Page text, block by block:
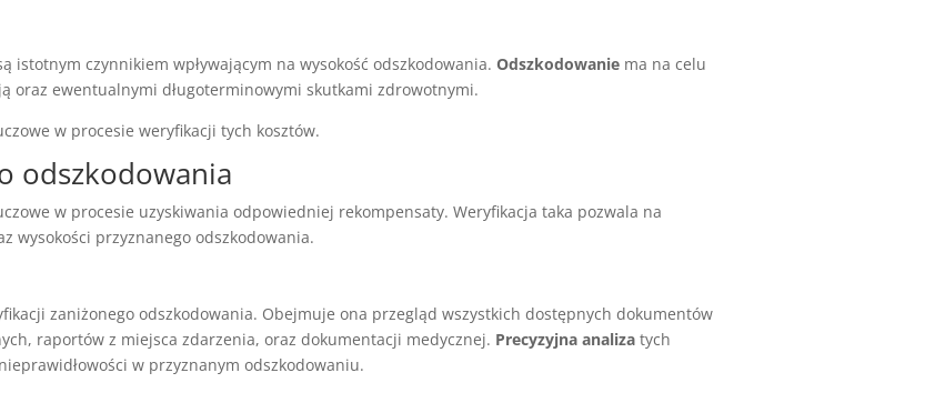
istotnym czynnikiem wpływającym na wysokość odszkodowania.Odszkodowanie ma na celu
oraz ewentualnymi długoterminowymi skutkami zdrowotnymi.
w procesie weryfikacji tych kosztów.
odszkodowania
w procesie uzyskiwania odpowiedniej rekompensaty. Weryfikacja taka pozwala na
wysokości przyznanego odszkodowania.
zaniżonego odszkodowania. Obejmuje ona przegląd wszystkich dostępnych dokumentów
raportów z miejsca zdarzenia, oraz dokumentacji medycznej. Precyzyjna analiza tych
w przyznanym odszkodowaniu.